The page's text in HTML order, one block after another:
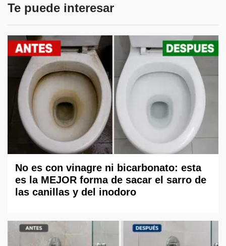
Te puede interesar
No es con vinagre ni bicarbonato: esta
es la MEJOR forma de sacar el sarro de
las canillas y del inodoro